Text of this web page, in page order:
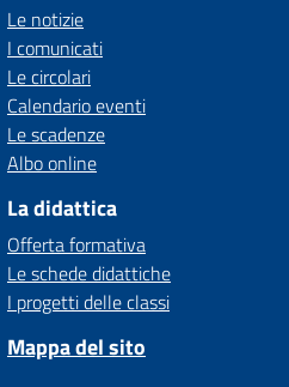
Le notizie
I comunicati
Le circolari
Calendario eventi
Le scadenze
Albo online
La didattica
Offerta formativa
Le schede didattiche
I progetti delle classi
Mappa del sito